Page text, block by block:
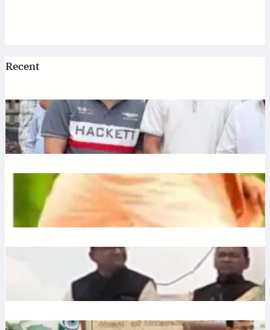
Recent
Jagannath: एटी पैलेस में भगवान जगन्नाथ की स्थापना, डिप्टी सीएम
अरुण साव ने रथ यात्रा को दिखाई हरी झंडी
July 10, 2026.Ronit Sharma
Plantation: यूपी में 12 जुलाई को लगेंगे 35 करोड़ पौधे, CM योगी करेंगे
अभियान की शुरुआत
Ronit Sharma
Liquor: छत्तीसगढ़ में बीजेपी विधायक शकुंतला पोर्ते का शराबबंदी पर बड़ा
बयान, वीडियो वायरल